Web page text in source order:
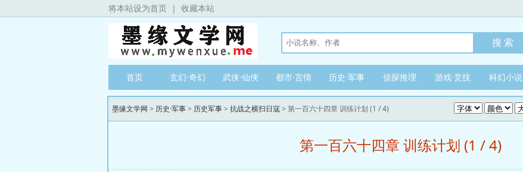
将本站设为首页 | 收藏本站
首页 玄幻·奇幻 武侠·仙侠 都市·言情 历史·军事 侦探推理 游戏·竞技 科幻小说
墨缘文学网 > 历史·军事> 历史军事> 抗战之横扫日寇> 第一百六十四章 训练计划 (1 / 4)
第一百六十四章 训练计划 (1 / 4)